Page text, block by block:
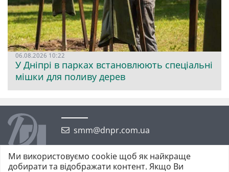
06.08.2026 10:22
У Дніпрі в парках встановлюють спеціальні
мішки для поливу дерев
smm@dnpr.com.ua
Ми використовуємо cookie щоб як найкраще
добирати та відображати контент. Якщо Ви